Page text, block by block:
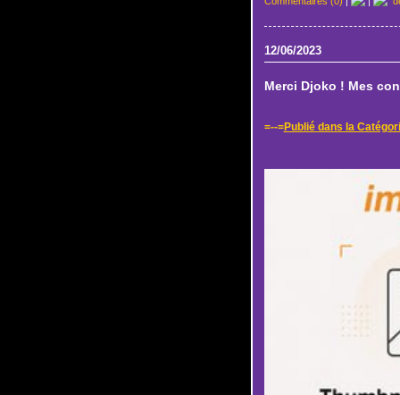
12/06/2023
Merci Djoko ! Mes
=--=Publié dans la